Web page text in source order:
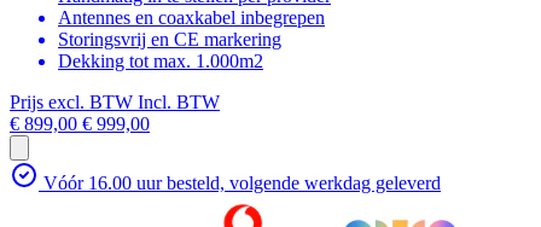
Antennes en coaxkabel inbegrepen
Storingsvrij en CE markering
Dekking tot max. 1.000m2
Prijs excl. BTW Incl. BTW
€ 899,00 € 999,00
Vóór 16.00 uur besteld, volgende werkdag geleverd